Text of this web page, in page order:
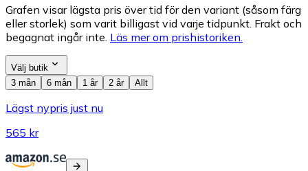
Grafen visar lägsta pris över tid för den variant (såsom färg
eller storlek) som varit billigast vid varje tidpunkt. Frakt och
begagnat ingår inte. Läs mer om prishistoriken.
Välj butik
3 mån
6 mån 1 år 2 år Allt
Lägst nypris just nu
565 kr